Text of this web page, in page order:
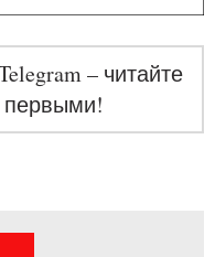
– читайте
первыми!